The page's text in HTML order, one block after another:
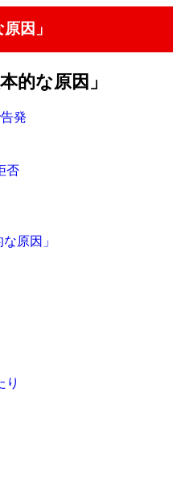
因」
的な原因」
発
否
原因」
り